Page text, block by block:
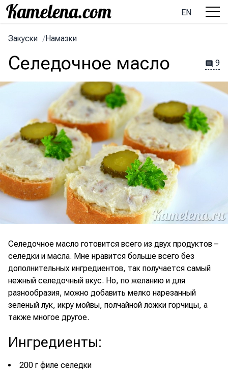
EN
Закуски /Намазки
Селедочное масло 9
Селедочное масло готовится всего из двух продуктов –
селедки и масла. Мне нравится больше всего без
дополнительных ингредиентов, так получается самый
нежный селедочный вкус. Но, по желанию и для
разнообразия, можно добавить мелко нарезанный
зеленый лук, икру мойвы, полчайной ложки горчицы, а
также многое другое.
Ингредиенты:
200 г филе селедки